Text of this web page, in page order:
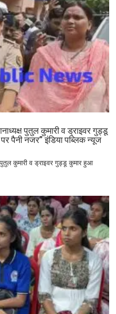
पुतुल कुमारी व ड्राइवर गुड्डू
पैनी नजर” इंडिया पब्लिक न्यूज
कुमारी व ड्राइवर गुड्डू कुमार हुआ